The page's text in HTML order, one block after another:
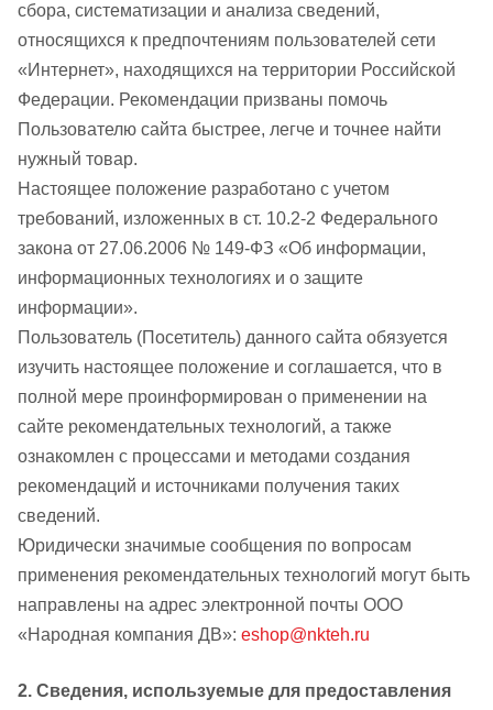
сбора, систематизации и анализа сведений,
относящихся к предпочтениям пользователей сети
«Интернет», находящихся на территории Российской
Федерации. Рекомендации призваны помочь
Пользователю сайта быстрее, легче и точнее найти
нужный товар.
Настоящее положение разработано с учетом
требований, изложенных в ст. 10.2-2 Федерального
закона от 27.06.2006 № 149-ФЗ «Об информации,
информационных технологиях и о защите
информации».
Пользователь (Посетитель) данного сайта обязуется
изучить настоящее положение и соглашается, что в
полной мере проинформирован о применении на
сайте рекомендательных технологий, а также
ознакомлен с процессами и методами создания
рекомендаций и источниками получения таких
сведений.
Юридически значимые сообщения по вопросам
применения рекомендательных технологий могут быть
направлены на адрес электронной почты ООО
«Народная компания ДВ»: eshop@nkteh.ru
2. Сведения, используемые для предоставления